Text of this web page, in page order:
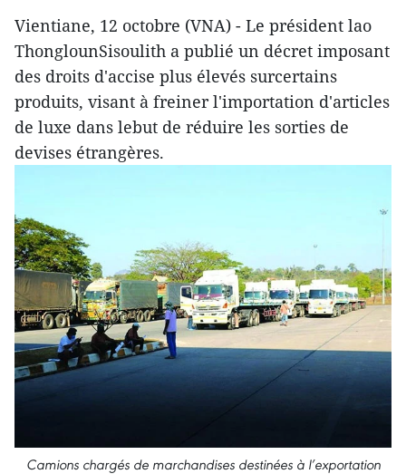
Vientiane, 12 octobre (VNA) - Le président lao
ThonglounSisoulith a publié un décret imposant
des droits d'accise plus élevés surcertains
produits, visant à freiner l'importation d'articles
de luxe dans lebut de réduire les sorties de
devises étrangères.
Camions chargés de marchandises destinées à l’exportation